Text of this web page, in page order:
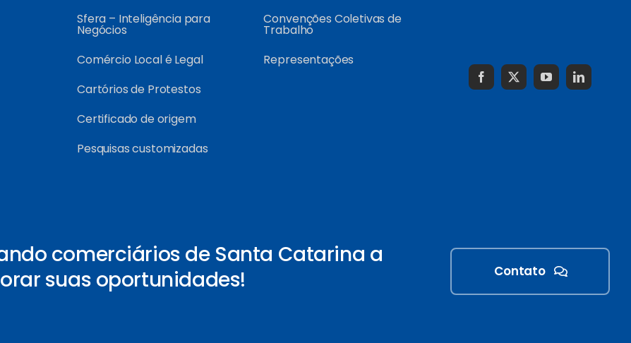
Sfera – Inteligência para
Negócios
Comércio Local é Legal
Cartórios de Protestos
Certificado de origem
Pesquisas customizadas
Convenções Coletivas de
Trabalho
Representações
comerciários de Santa Catarina a
suas oportunidades!
Contato